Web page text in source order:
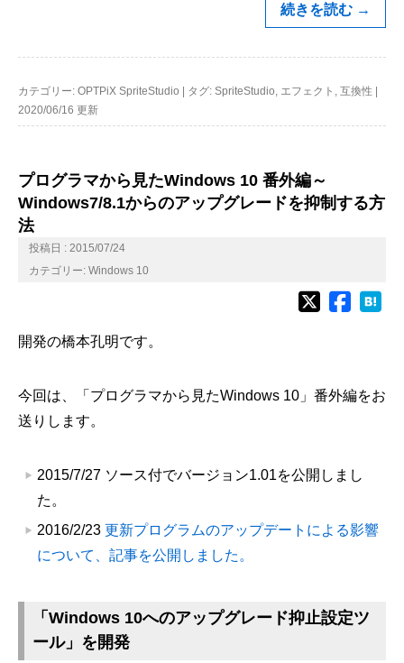
続きを読む →
カテゴリー: OPTPiX SpriteStudio タグ: SpriteStudio, エフェクト , 互換性
2020/06/16 更新
プログラマから見たWindows 10 番外編～
Windows7/8.1からのアップグレードを抑制する方
法
投稿日 : 2015/07/24
カテゴリー: Windows 10
開発の橋本孔明です。
今回は、「プログラマから見たWindows 10」番外編をお
送りします。
2015/7/27 ソース付でバージョン1.01を公開しまし
た。
2016/2/23 更新プログラムのアップデートによる影響
について、記事を公開しました。
「Windows 10へのアップグレード抑止設定ツ
ール」を開発